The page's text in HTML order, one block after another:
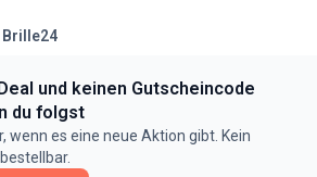
Brille24
und keinen Gutscheincode
du folgst
wenn es eine neue Aktion gibt. Kein